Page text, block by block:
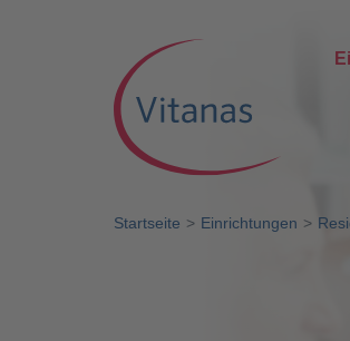
Startseite Einrichtungen